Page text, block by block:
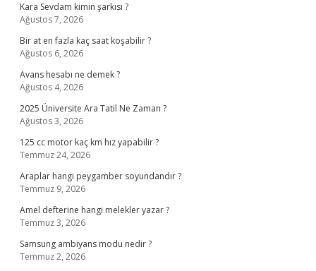
Kara Sevdam kimin şarkısı ?
Ağustos 7, 2026
Bir at en fazla kaç saat koşabilir ?
Ağustos 6, 2026
Avans hesabı ne demek ?
Ağustos 4, 2026
2025 Üniversite Ara Tatil Ne Zaman ?
Ağustos 3, 2026
125 cc motor kaç km hız yapabilir ?
Temmuz 24, 2026
Araplar hangi peygamber soyundandır ?
Temmuz 9, 2026
Amel defterine hangi melekler yazar ?
Temmuz 3, 2026
Samsung ambiyans modu nedir ?
Temmuz 2, 2026